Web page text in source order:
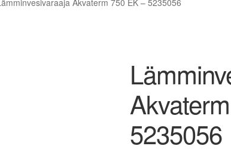
5235056